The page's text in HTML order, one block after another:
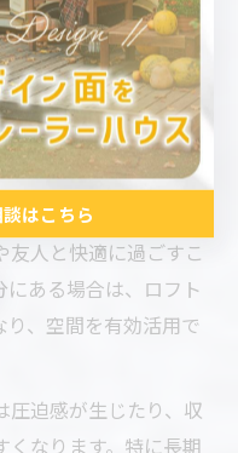
には、サイズだけでな
う。
快適性に与える影響
住み心地や使い勝手に
寝室、キッチンなど
友人と快適に過ごすこ
ある場合は、ロフト
、空間を有効活用で
圧迫感が生じたり、収
なります。特に長期
はこちら
はこちら